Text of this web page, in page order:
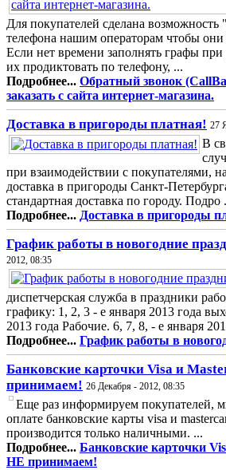
Для покупателей сделана возможность
телефона нашим операторам чтобы они
Если нет времени заполнять графы
их продиктовать по телефону, ...
Подробнее... Обратный звонок
заказать с сайта интернет-магазина.
Доставка в пригороды платная! 27
В
при взаимодействии с покупателями,
доставка в пригороды Санкт-
стандартная доставка по городу. Подро
Подробнее... Доставка в пригороды
График работы в новогодние
2012, 08:35
диспетчерская служба в праздники
графику: 1, 2, 3 - е января 2013 года
2013 года Рабочие. 6, 7, 8, - е января
Подробнее... График работы в
Банковские карточки Visa и
принимаем! 26 Декабря - 2012, 08:35
Еще раз информируем покупателей,
оплате банковские карты visa и
производится только наличными. ...
Подробнее... Банковские карточки
НЕ принимаем!